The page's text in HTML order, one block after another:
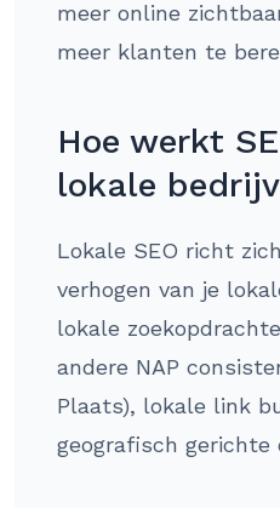
meer online
meer klanten te
Hoe werkt
lokale
Lokale SEO richt
verhogen van je
lokale
andere NAP
Plaats), lokale link
geografisch gerichte